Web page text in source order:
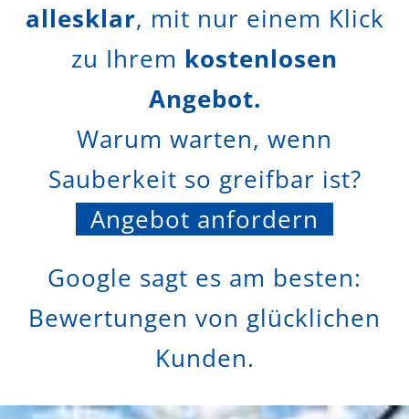
allesklar, mit nur einem Klick
zu Ihrem kostenlosen
Angebot.
Warum warten, wenn
Sauberkeit so greifbar ist?
Angebot anfordern
Google sagt es am besten:
Bewertungen von glücklichen
Kunden.